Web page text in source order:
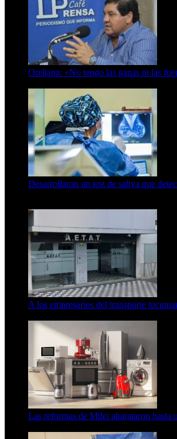
Orellana: «No tengo las ganas ni las
Desarrollaron un test de saliva que
A los empresarios del transporte
Las reformas de Milei abarataron hasta